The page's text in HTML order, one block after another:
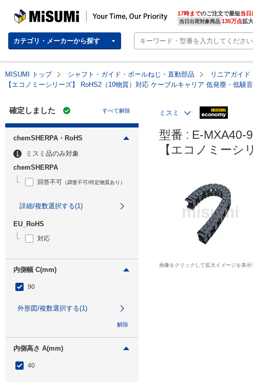
MISUMI | Your Time, Our Priority 17時までのご注文で最短当日
当日出荷対象商品 135万点拡
カテゴリ・メーカーから探す
MISUMI トップ シャフト・ガイド・ボールねじ・直動部品 リニアガイ
【エコノミーシリーズ】 RoHS2（10物質）対応 ケーブルキャリア 低発塵・低騒
確定しました すべて解除
chemSHERPA・RoHS
ミスミ品のみ対象
chemSHERPA
回答不可 （調査不可/特定物質あり）
詳細/複数選択する(1)
EU_RoHS
対応
内側幅 C(mm)
90
外形図/複数選択する(1)
解除
内側高さ A(mm)
40
ミスミ
型番 : E-MXA40-
【エコノミーシ
画像をクリックして拡大イメージを表示